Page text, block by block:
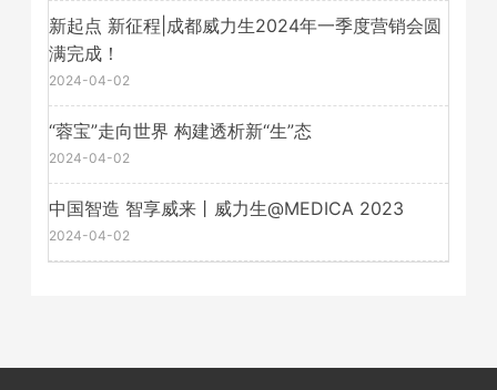
新起点 新征程|成都威力生2024年一季度营销会圆
满完成！
2024-04-02
​“蓉宝”走向世界 构建透析新“生”态
2024-04-02
中国智造 智享威来丨威力生@MEDICA 2023
2024-04-02